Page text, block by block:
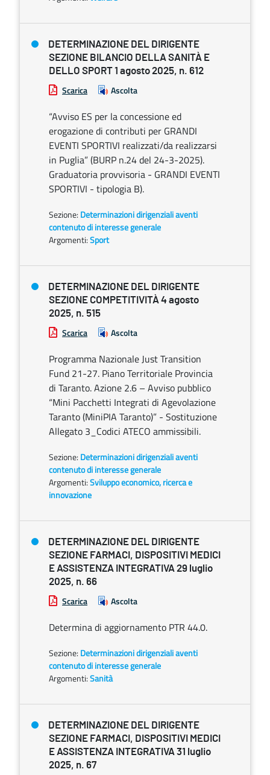
DETERMINAZIONE DEL DIRIGENTE
SEZIONE BILANCIO DELLA SANITÀ E
DELLO SPORT 1 agosto 2025, n. 612
Scarica Ascolta
“Avviso ES per la concessione ed
erogazione di contributi per GRANDI
EVENTI SPORTIVI realizzati/da realizzarsi
in Puglia” (BURP n.24 del 24-3-2025).
Graduatoria provvisoria - GRANDI EVENTI
SPORTIVI - tipologia B).
Sezione: Determinazioni dirigenziali aventi
contenuto di interesse generale
Argomenti:Sport
DETERMINAZIONE DEL DIRIGENTE
SEZIONE COMPETITIVITÀ 4 agosto
2025, n. 515
Scarica Ascolta
Programma Nazionale Just Transition
Fund 21-27. Piano Territoriale Provincia
di Taranto. Azione 2.6 – Avviso pubblico
“Mini Pacchetti Integrati di Agevolazione
Taranto (MiniPIA Taranto)” - Sostituzione
Allegato 3_Codici ATECO ammissibili.
Sezione: Determinazioni dirigenziali aventi
contenuto di interesse generale
Argomenti:Sviluppo economico, ricerca e
innovazione
DETERMINAZIONE DEL DIRIGENTE
SEZIONE FARMACI, DISPOSITIVI MEDICI
E ASSISTENZA INTEGRATIVA 29 luglio
2025, n. 66
Scarica Ascolta
Determina di aggiornamento PTR 44.0.
Sezione: Determinazioni dirigenziali aventi
contenuto di interesse generale
Argomenti:Sanità
DETERMINAZIONE DEL DIRIGENTE
SEZIONE FARMACI, DISPOSITIVI MEDICI
E ASSISTENZA INTEGRATIVA 31 luglio
2025, n. 67